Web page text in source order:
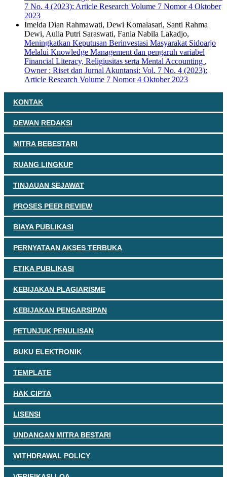
7 No. 4 (2023): Article Research Volume 7 Nomor 4 Oktober
2023
Imelda Dian Rahmawati, Dewi Komalasari, Santi Rahma
Dewi, Aulia Putri Saraswati, Fania Nabila Lakadjo,
Meningkatkan Keputusan Berinvestasi Masyarakat Sidoarjo
Melalui Knowledge Management dan pengaruh variabel
Financial Literacy, Religiusitas serta Mental Accounting ,
Owner : Riset dan Jurnal Akuntansi: Vol. 7 No. 4 (2023):
Article Research Volume 7 Nomor 4 Oktober 2023
KONTAK
DEWAN REDAKSI
MITRA BEBESTARI
RUANG LINGKUP
TINJAUAN SEJAWAT
PROSES PEER REVIEW
BIAYA PUBLIKASI
PERNYATAAN AKSES TERBUKA
ETIKA PUBLIKASI
KEBIJAKAN PLAGIARISME
KEBIJAKAN PENGARSIPAN
PETUNJUK PENULISAN
BUKU ELEKTRONIK
TEMPLATE
HAK CIPTA
LISENSI
UNDANGAN MITRA BESTARI
WITHDRAWAL POLICY